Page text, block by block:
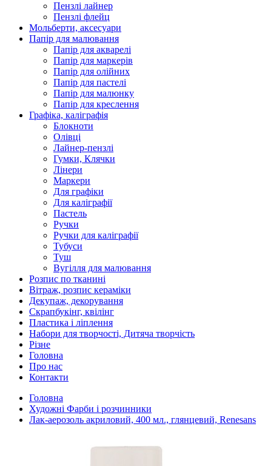
Пензлі лайнер
Пензлі флейц
Мольберти, аксесуари
Папір для малювання
Папір для акварелі
Папір для маркерів
Папір для олійних
Папір для пастелі
Папір для малюнку
Папір для креслення
Графіка, каліграфія
Блокноти
Олівці
Лайнер-пензлі
Гумки, Клячки
Лінери
Маркери
Для графіки
Для каліграфії
Пастель
Ручки
Ручки для каліграфії
Тубуси
Туш
Вугілля для малювання
Розпис по тканині
Вітраж, розпис кераміки
Декупаж, декорування
Скрапбукінг, квілінг
Пластика і ліплення
Набори для творчості, Дитяча творчість
Різне
Головна
Про нас
Контакти
Головна
Художні Фарби і розчинники
Лак-аерозоль акриловий, 400 мл., глянцевий, Renesans